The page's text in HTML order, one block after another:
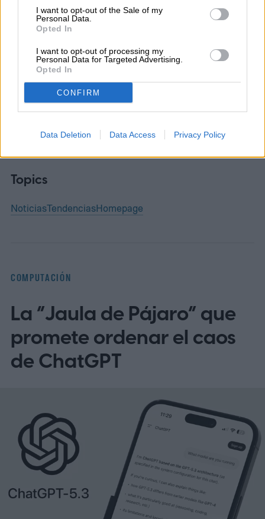
I want to opt-out of the Sale of my
Personal Data.
Opted In
I want to opt-out of processing my
Personal Data for Targeted Advertising.
Opted In
CONFIRM
Data Deletion Data Access Privacy Policy
Diego Bastarrica
Diego Bastarrica es Senior Editor y Head of
Content en Digital Trends en Español,
Topics
NoticiasTendenciasHomepage
COMPUTACIÓN
La “Jaula de Pájaro” que
promete ordenar el caos
de ChatGPT